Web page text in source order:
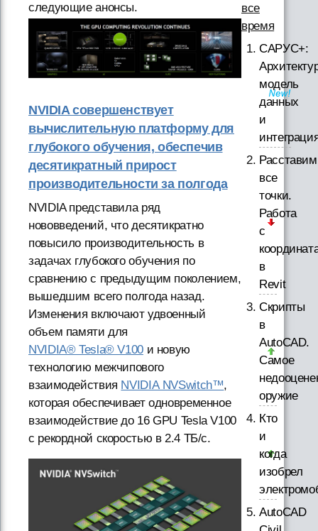
следующие анонсы.
NVIDIA совершенствует
вычислительную платформу для
глубокого обучения, обеспечив
десятикратный прирост
производительности за полгода
NVIDIA представила ряд
нововведений, что десятикратно
повысило производительность в
задачах глубокого обучения по
сравнению с предыдущим поколением,
вышедшим всего полгода назад.
Изменения включают удвоенный
объем памяти для
NVIDIA® Tesla® V100и новую
технологию межчипового
взаимодействия NVIDIA NVSwitch™,
которая обеспечивает одновременное
взаимодействие до 16 GPU Tesla V100
с рекордной скоростью в 2.4 ТБ/с.
все
время
САРУС+:
модель
данных
и
Расставим
все
точки.
Работа
с
в
Revit
Скрипты
в
AutoCAD.
Самое
оружие
Кто
и
когда
изобрел
AutoCAD